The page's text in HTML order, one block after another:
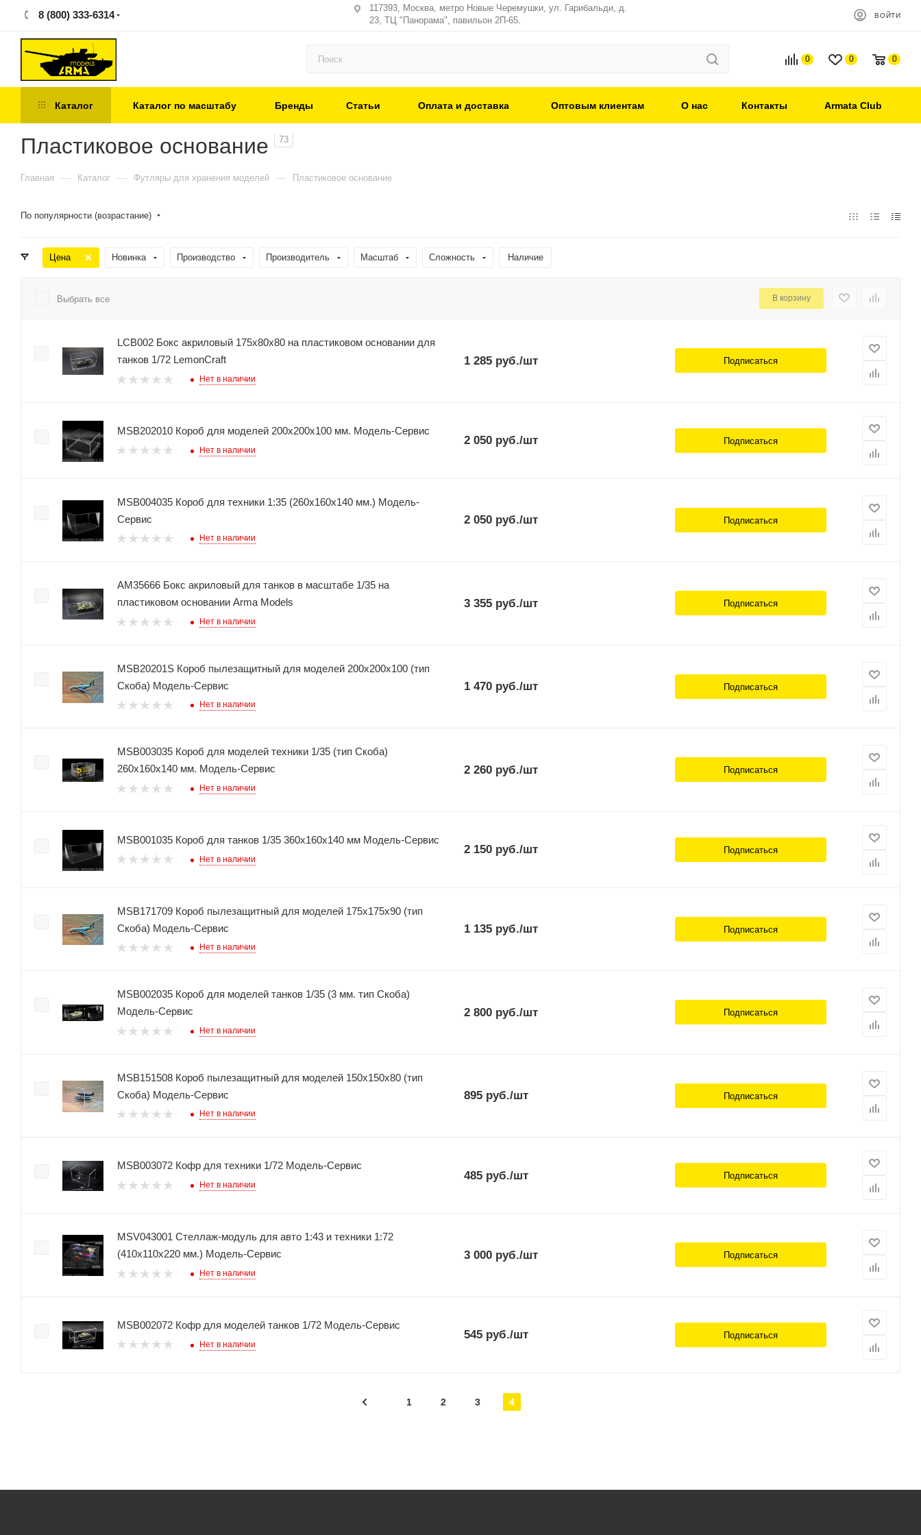
8 (800) 333-6314
117393, Москва, метро Новые Черемушки, ул. Гарибальди, д.
23, ТЦ "Панорама", павильон 2П-65.
ВОЙТИ
0 0 0
Каталог Каталог по масштабу Бренды Статьи Оплата и доставка Оптовым клиентам О нас Контакты Armata Club
Пластиковое основание 73
Главная — Каталог — Футляры для хранения моделей — Пластиковое основание
По популярности (возрастание)
Цена Новинка Производство Производитель Масштаб Сложность Наличие
Выбрать все В корзину
LCB002 Бокс акриловый 175х80х80 на пластиковом основании для
танков 1/72 LemonCraft
Нет в наличии
1 285руб./шт Подписаться
MSB202010 Короб для моделей 200х200х100 мм. Модель-Сервис
Нет в наличии
2 050руб./шт Подписаться
MSB004035 Короб для техники 1:35 (260х160х140 мм.) Модель-
Сервис
Нет в наличии
2 050руб./шт Подписаться
AM35666 Бокс акриловый для танков в масштабе 1/35 на
пластиковом основании Arma Models
Нет в наличии
3 355руб./шт Подписаться
MSB20201S Короб пылезащитный для моделей 200х200х100 (тип
Скоба) Модель-Сервис
Нет в наличии
1 470руб./шт Подписаться
MSB003035 Короб для моделей техники 1/35 (тип Скоба)
260х160х140 мм. Модель-Сервис
Нет в наличии
2 260руб./шт Подписаться
MSB001035 Короб для танков 1/35 360х160х140 мм Модель-Сервис
Нет в наличии
2 150руб./шт Подписаться
MSB171709 Короб пылезащитный для моделей 175х175х90 (тип
Скоба) Модель-Сервис
Нет в наличии
1 135руб./шт Подписаться
MSB002035 Короб для моделей танков 1/35 (3 мм. тип Скоба)
Модель-Сервис
Нет в наличии
2 800руб./шт Подписаться
MSB151508 Короб пылезащитный для моделей 150х150х80 (тип
Скоба) Модель-Сервис
Нет в наличии
895руб./шт Подписаться
MSB003072 Кофр для техники 1/72 Модель-Сервис
Нет в наличии
485руб./шт Подписаться
MSV043001 Стеллаж-модуль для авто 1:43 и техники 1:72
(410х110х220 мм.) Модель-Сервис
Нет в наличии
3 000руб./шт Подписаться
MSB002072 Кофр для моделей танков 1/72 Модель-Сервис
Нет в наличии
545руб./шт Подписаться
1 2 3 4